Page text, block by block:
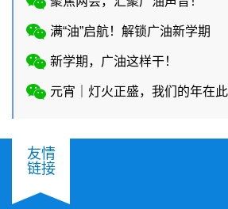
满“油”启航！解锁广油新学期
新学期，广油这样干！
元宵｜灯火正盛，我们的年在
友情
链接